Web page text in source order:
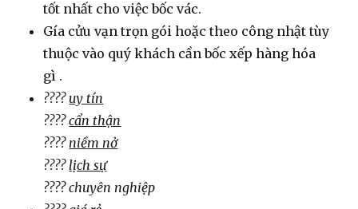
tốt nhất cho việc bốc vác.
Gía cửu vạn trọn gói hoặc theo công nhật tùy
thuộc vào quý khách cần bốc xếp hàng hóa
gì .
???? uy tín
???? cẩn thận
???? niềm nở
???? lịch sự
???? chuyên nghiệp